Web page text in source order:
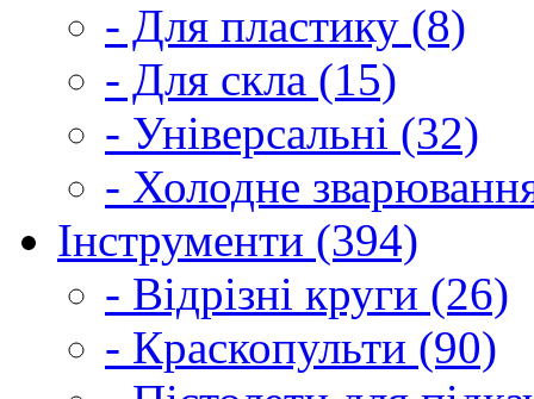
- Для пластику (8)
- Для скла (15)
- Універсальні (32)
- Холодне
Інструменти (394)
- Відрізні круги (26)
- Краскопульти (90)